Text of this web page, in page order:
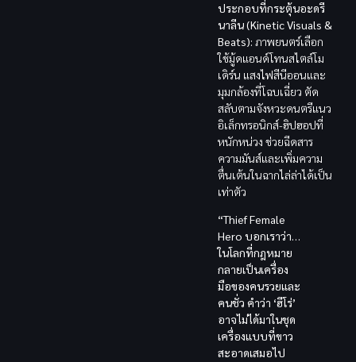
ประกอบที่กระตุ้นอะดรี
นาลีน (Kinetic Visuals &
Beats): ภาพยนตร์เลือก
ใช้มู้ดแอนด์โทนสไตล์โม
เดิร์น แสงไฟสีนีออนและ
มุมกล้องที่โฉบเฉี่ยว ตัด
สลับตามจังหวะดนตรีแนว
อิเล็กทรอนิกส์-ฮิปฮอปที่
หนักหน่วง ช่วยฉีดสาร
ความมันส์และเพิ่มความ
ตื่นเต้นในฉากไล่ล่าได้เป็น
เท่าตัว
“Thief Female
Hero บอกเราว่า…
ในโลกที่กฎหมาย
กลายเป็นเครื่อง
มือของคนรวยและ
คนชั่ว คำว่า ‘ฮีโร่’
อาจไม่ได้มาในชุด
เครื่องแบบที่ขาว
สะอาดเสมอไป